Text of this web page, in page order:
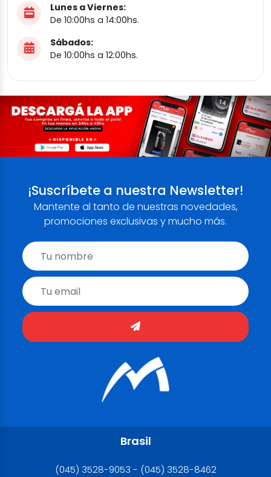
Lunes a Viernes:
De 10:00hs a 14:00hs.
Sábados:
De 10:00hs a 12:00hs.
¡Suscríbete a nuestra Newsletter!
Mantente al tanto de nuestras novedades,
promociones exclusivas y mucho más.
Brasil
(045) 3528-9053 - (045) 3528-8462